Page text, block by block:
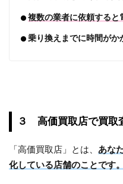
複数の業者に依頼すると
乗り換えまでに時間がか
３ 高価買取店で買取
「高価買取店」とは、 あな
化している店舗のことです。